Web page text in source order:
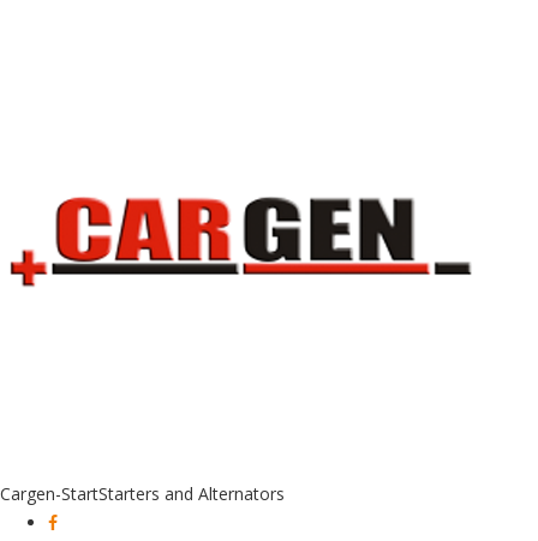
Cargen-StartStarters and Alternators